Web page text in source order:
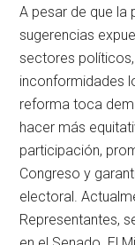
A pesar de que la
sugerencias
sectores
inconformidades
reforma toca
hacer más
participación,
Congreso y
electoral.
Representantes,